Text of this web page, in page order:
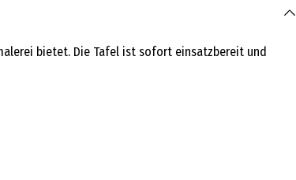
bietet. Die Tafel ist sofort einsatzbereit und